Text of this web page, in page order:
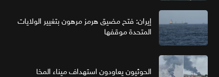
إيران: فتح مضيق هرمز مرهون بتغيير الولايات
المتحدة موقفها
الحوثيون يعاودون استهداف ميناء المخا